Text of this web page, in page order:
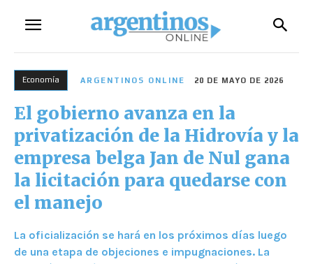
Economía ARGENTINOS ONLINE 20 DE MAYO DE 2026
El gobierno avanza en la
privatización de la Hidrovía y la
empresa belga Jan de Nul gana
la licitación para quedarse con
el manejo
La oficialización se hará en los próximos días luego
de una etapa de objeciones e impugnaciones. La